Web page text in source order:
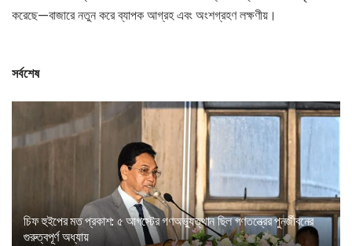
করেছে—বাজারে নতুন করে ব্যাপক আগ্রহ এবং অংশগ্রহণ লক্ষণীয়।
সর্বশেষ
চিফ হুইপের মত প্রকাশ: ৫ আগস্টের গণঅভ্যুত্থান ছিল গণতন্ত্রের পুনর্জীবনের
গুরুত্বপূর্ণ অধ্যায়